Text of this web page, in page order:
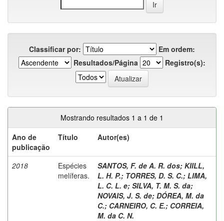
Classificar por:
Em ordem:
Resultados/Página
Registro(s):
Mostrando resultados 1 a 1 de 1
Ano de
publicação
Título Autor(es)
2018
Espécies
melíferas.
SANTOS, F. de A. R. dos; KIILL,
L. H. P.; TORRES, D. S. C.; LIMA,
L. C. L. e; SILVA, T. M. S. da;
NOVAIS, J. S. de; DÓREA, M. da
C.; CARNEIRO, C. E.; CORREIA,
M. da C. N.